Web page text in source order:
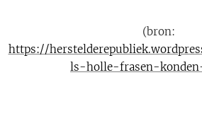
(bron:
https://
ls-holle-frasen-